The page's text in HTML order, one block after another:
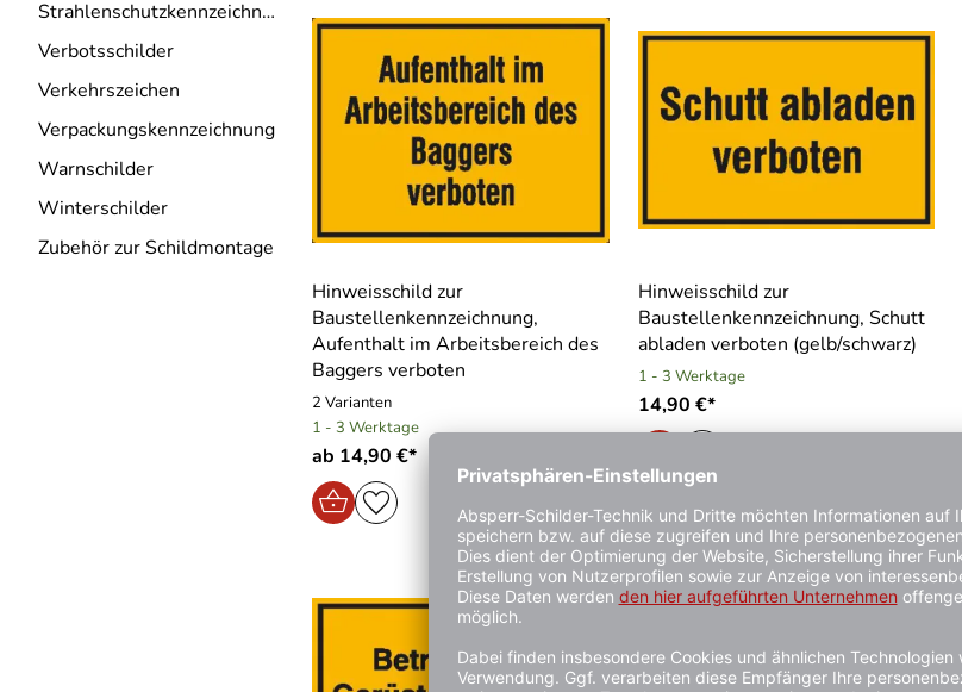
Strahlenschutzkennzeichnung
Verbotsschilder
Verkehrszeichen
Verpackungskennzeichnung
Warnschilder
Winterschilder
Zubehör zur Schildmontage
Hinweisschild zur
Baustellenkennzeichnung,
Aufenthalt im Arbeitsbereich des
Baggers verboten
2 Varianten
1 - 3 Werktage
ab 14,90 €*
Hinweisschild zur
Baustellenkennzeichnung, Schutt
abladen verboten (gelb/schwarz)
1 - 3 Werktage
14,90 €*